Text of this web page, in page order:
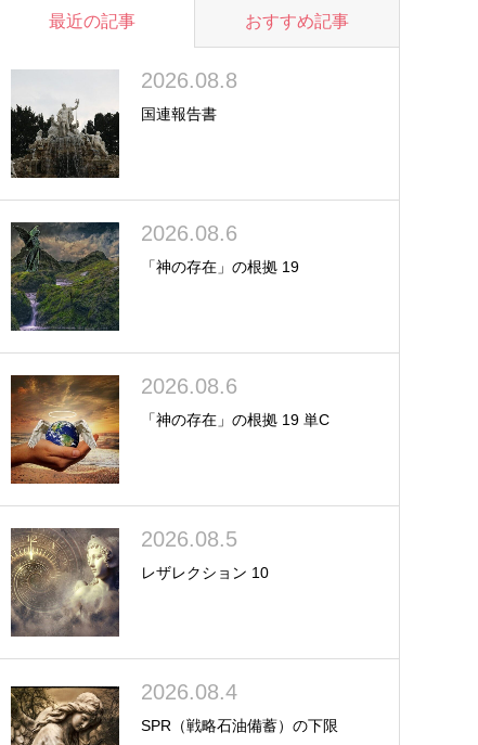
最近の記事 おすすめ記事
2026.08.8
国連報告書
2026.08.6
「神の存在」の根拠 19
2026.08.6
「神の存在」の根拠 19 単C
2026.08.5
レザレクション 10
2026.08.4
SPR（戦略石油備蓄）の下限